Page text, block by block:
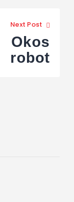
Next Post
Okos
robot